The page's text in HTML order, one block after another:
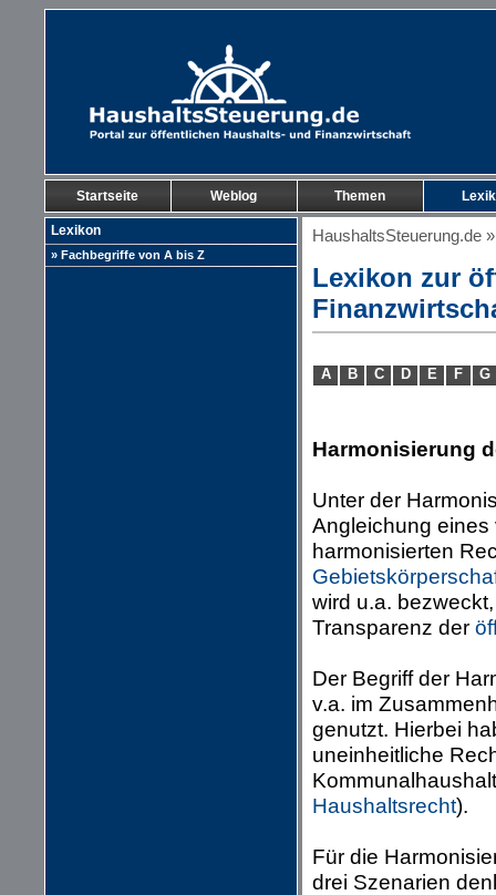
Startseite Weblog Themen
Lexikon
» Fachbegriffe von A bis Z
HaushaltsSteuerung.de
Lexikon zur
A B C D E F G
Harmonisierung
Unter der
Angleichung
harmonisierten
wird u.a.
Transparenz der
Der Begriff der
v.a. im
genutzt. Hierbei
uneinheitliche
Haushaltsrecht).
Für die
drei Szenarien